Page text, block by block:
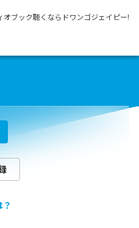
オブック聴くならドワンゴジェイピー!